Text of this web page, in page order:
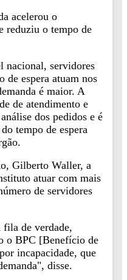
acelerou o
reduziu o tempo de
nacional, servidores
de espera atuam nos
é maior. A
de atendimento e
dos pedidos e é
tempo de espera
Gilberto Waller, a
atuar com mais
de servidores
fila de verdade,
o BPC [Benefício de
incapacidade, que
disse.